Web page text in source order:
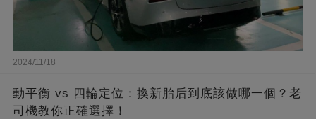
2024/11/18
動平衡 vs 四輪定位：換新胎后到底該做哪一個？老
司機教你正確選擇！